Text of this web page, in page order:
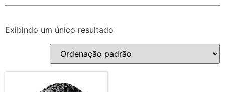
Exibindo um único resultado